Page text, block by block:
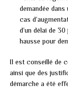
demandée dans
cas
d’un délai de
hausse pour
Il est conseillé de
ainsi que des
démarche a été